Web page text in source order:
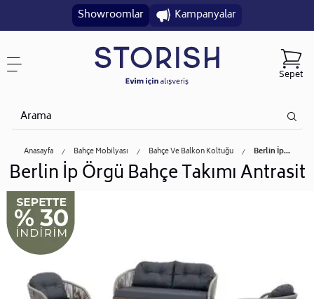
Showroomlar Kampanyalar
Sepet
Anasayfa Bahçe Mobilyası Bahçe Ve Balkon Koltuğu Berlin İp...
Berlin İp Örgü Bahçe Takımı Antrasit